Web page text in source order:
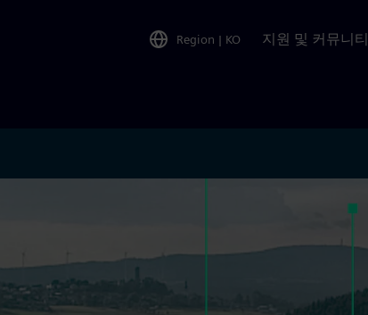
Region | KO 지원 및 커뮤니티